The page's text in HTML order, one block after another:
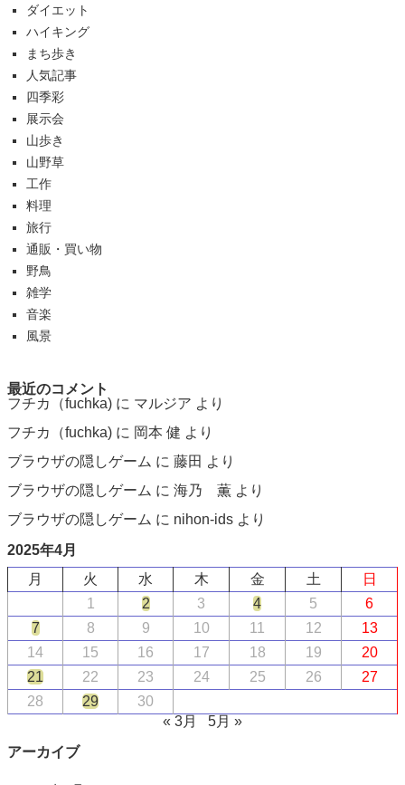
ダイエット
ハイキング
まち歩き
人気記事
四季彩
展示会
山歩き
山野草
工作
料理
旅行
通販・買い物
野鳥
雑学
音楽
風景
最近のコメント
フチカ（fuchka) に マルジア より
フチカ（fuchka) に 岡本 健 より
ブラウザの隠しゲーム に 藤田 より
ブラウザの隠しゲーム に 海乃 薫 より
ブラウザの隠しゲーム に nihon-ids より
2025年4月
月
火 水 木 金 土
日
1
2 3 4 5
6
7
8 9 10 11 12
13
14
15 16 17 18 19
20
21
22 23 24 25 26
27
28
29
30
« 3月
5月 »
アーカイブ